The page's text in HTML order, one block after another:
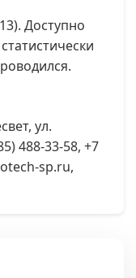
Доступно
ул.
488-33-58, +7
sp.ru,